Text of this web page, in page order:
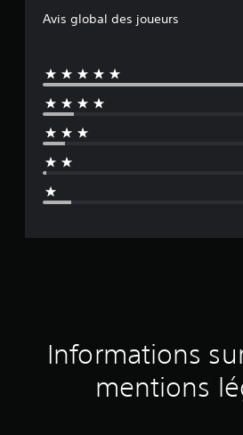
Avis global des joueurs
Informations
mentions